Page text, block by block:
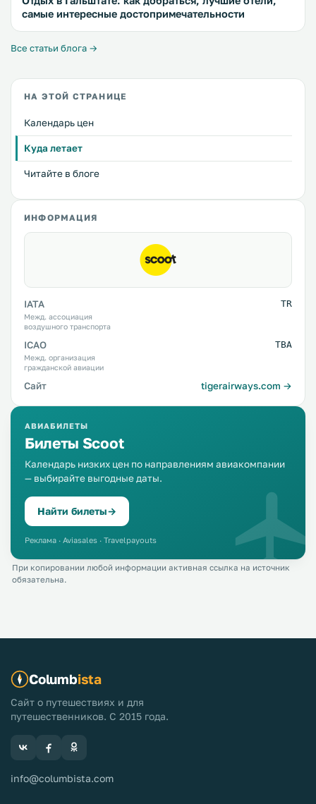
самые интересные достопримечательности
Все статьи блога →
НА ЭТОЙ СТРАНИЦЕ
Календарь цен
Куда летает
Читайте в блоге
ИНФОРМАЦИЯ
IATA
Межд. ассоциация
воздушного транспорта
TR
ICAO
Межд. организация
гражданской авиации
TBA
Сайт tigerairways.com →
АВИАБИЛЕТЫ
Билеты Scoot
Календарь низких цен по направлениям авиакомпании
— выбирайте выгодные даты.
Найти билеты→
Реклама · Aviasales · Travelpayouts
При копировании любой информации активная ссылка на источник
обязательна.
Columbista
Сайт о путешествиях и для
путешественников. С 2015 года.
info@columbista.com